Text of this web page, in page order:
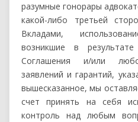
разумные гонорары
какой-либо третьей
Вкладами,
возникшие в
Соглашения и/или
заявлений и гарантий,
вышесказанное, мы
счет принять на себя
контроль над любым